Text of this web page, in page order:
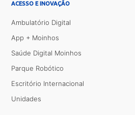
ACESSO E INOVAÇÃO
Ambulatório Digital
App + Moinhos
Saúde Digital Moinhos
Parque Robótico
Escritório Internacional
Unidades